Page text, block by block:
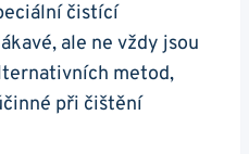
čistící
ale ⁤ne⁣ vždy jsou
metod,
při čištění